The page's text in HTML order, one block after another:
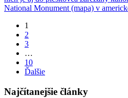
National Monument (mapa) v
Page
1
Page
2
Page
3
…
Page
10
Ďalšie
Najčítanejšie články